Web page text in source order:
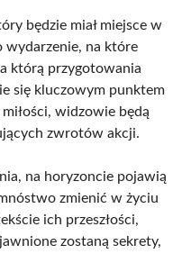
będzie miał miejsce w
wydarzenie, na które
którą przygotowania
się kluczowym punktem
widzowie będą
zwrotów akcji.
na horyzoncie pojawią
zmienić w życiu
ich przeszłości,
zostaną sekrety,